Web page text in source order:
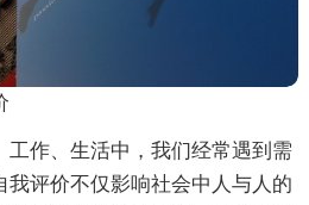
工作、生活中，我们经常遇到需
我评价不仅影响社会中人与人的